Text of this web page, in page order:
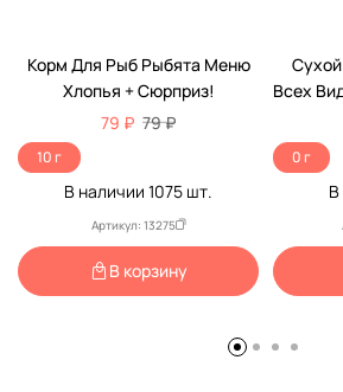
Корм Для Рыб Рыбята Меню
Хлопья + Сюрприз!
79 ₽ 79 ₽
10 г
В наличии 1075 шт.
Артикул: 13275
В корзину
Всех
Tetra
0 г
В